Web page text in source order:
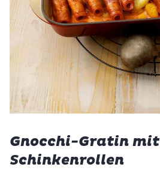
Gnocchi-Gratin mit
Schinkenrollen